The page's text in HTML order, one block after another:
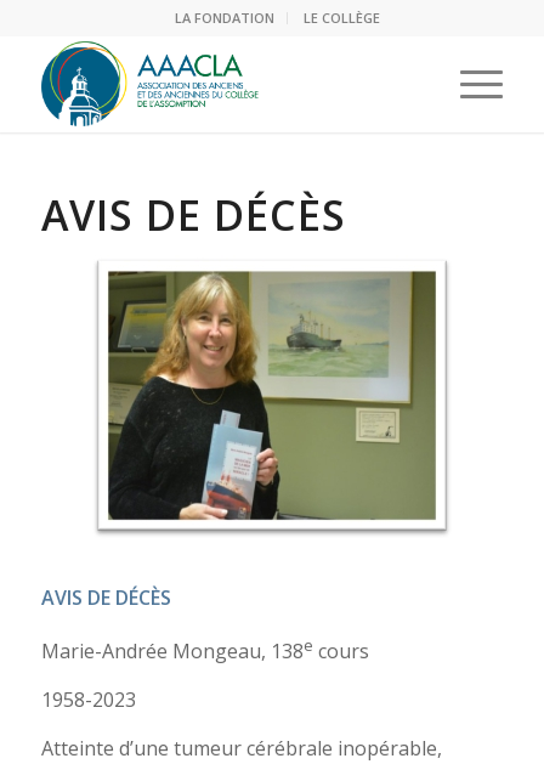
LA FONDATION LE COLLÈGE
AVIS DE DÉCÈS
AVIS DE DÉCÈS
Marie-Andrée Mongeau, 138e cours
1958-2023
Atteinte d’une tumeur cérébrale inopérable,